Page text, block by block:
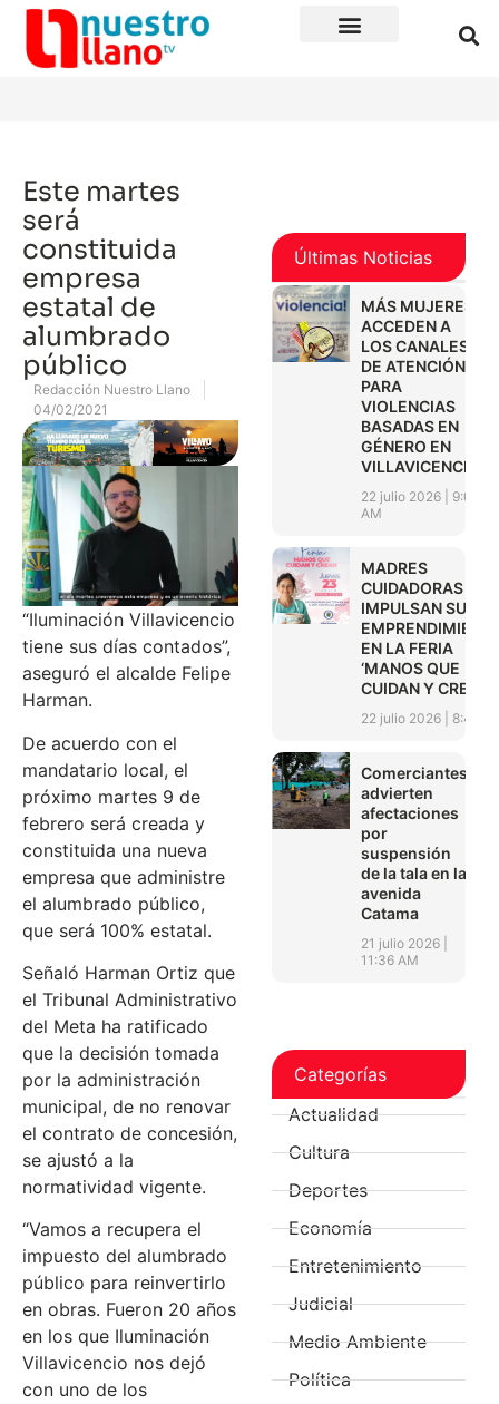
Este martes
será
constituida
empresa
estatal de
alumbrado
público
Redacción Nuestro Llano
04/02/2021
“Iluminación Villavicencio
tiene sus días contados”,
aseguró el alcalde Felipe
Harman.
De acuerdo con el
mandatario local, el
próximo martes 9 de
febrero será creada y
constituida una nueva
empresa que administre
el alumbrado público,
que será 100% estatal.
Señaló Harman Ortiz que
el Tribunal Administrativo
del Meta ha ratificado
que la decisión tomada
por la administración
municipal, de no renovar
el contrato de concesión,
se ajustó a la
normatividad vigente.
“Vamos a recupera el
impuesto del alumbrado
público para reinvertirlo
en obras. Fueron 20 años
en los que Iluminación
Villavicencio nos dejó
con uno de los
Últimas Noticias
MÁS MUJERES
ACCEDEN A
LOS CANALES
DE ATENCIÓN
PARA
VIOLENCIAS
BASADAS EN
GÉNERO EN
VILLAVICENCIO
22 julio 2026
9:01
AM
MADRES
CUIDADORAS
IMPULSAN SUS
EN LA FERIA
‘MANOS QUE
CUIDAN Y CREAN’
22 julio 2026 8:45
Comerciantes
advierten
afectaciones
por
suspensión
de la tala en la
avenida
Catama
21 julio 2026
11:36 AM
Categorías
Actualidad
Cultura
Deportes
Economía
Entretenimiento
Judicial
Medio Ambiente
Política